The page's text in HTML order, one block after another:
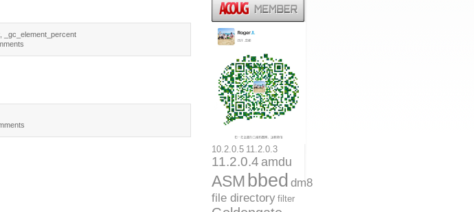
10.2.0.5 11.2.0.3
11.2.0.4 amdu
ASMbbed dm8
file directory filter
_gc_element_percent